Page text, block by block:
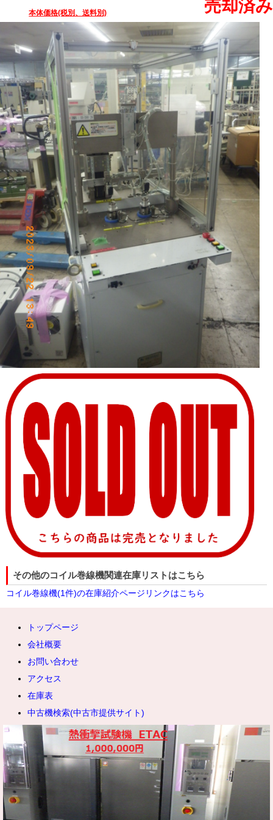
本体価格(税別、送料別) 売却済み
その他のコイル巻線機関連在庫リストはこちら
コイル巻線機(1件)の在庫紹介ページリンクはこちら
トップページ
会社概要
お問い合わせ
アクセス
在庫表
中古機検索(中古市提供サイト)